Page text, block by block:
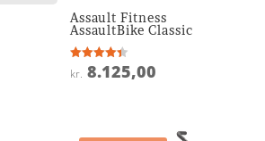
Assault Fitness
AssaultBike Classic
Vurderet
4.4
kr. 8.125,00